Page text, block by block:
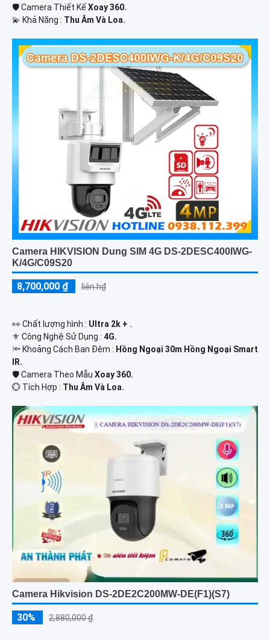
🛡 Camera Thiết Kế Xoay 360.
️💫 Khả Năng : Thu Âm Và Loa.
Camera HIKVISION Dung SIM 4G DS-2DESC400IWG-
K/4G/C09S20
8,700,000 ₫ liên h₫
️👀 Chất lượng hình : Ultra 2k + .
⚜️ Công Nghệ Sử Dụng : 4G.
🔦 Khoảng Cách Ban Đêm : Hồng Ngoại 30m Hồng Ngoại Smart
IR.
🛡 Camera Theo Mẫu Xoay 360.
️💮 Tích Hợp : Thu Âm Và Loa.
Camera Hikvision DS-2DE2C200MW-DE(F1)(S7)
30% 2,880,000 ₫